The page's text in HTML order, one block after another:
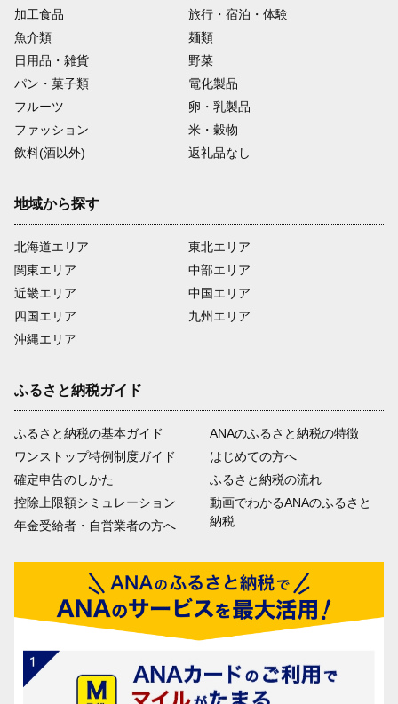
加工食品
旅行・宿泊・体験
魚介類
麺類
日用品・雑貨
野菜
パン・菓子類
電化製品
フルーツ
卵・乳製品
ファッション
米・穀物
飲料(酒以外)
返礼品なし
地域から探す
北海道エリア
関東エリア
近畿エリア
四国エリア
沖縄エリア
東北エリア
中部エリア
中国エリア
九州エリア
ふるさと納税ガイド
ふるさと納税の基本ガイド
ワンストップ特例制度ガイド
確定申告のしかた
控除上限額シミュレーション
年金受給者・自営業者の方へ
ANAのふるさと納税の特徴
はじめての方へ
ふるさと納税の流れ
動画でわかるANAのふるさと
納税